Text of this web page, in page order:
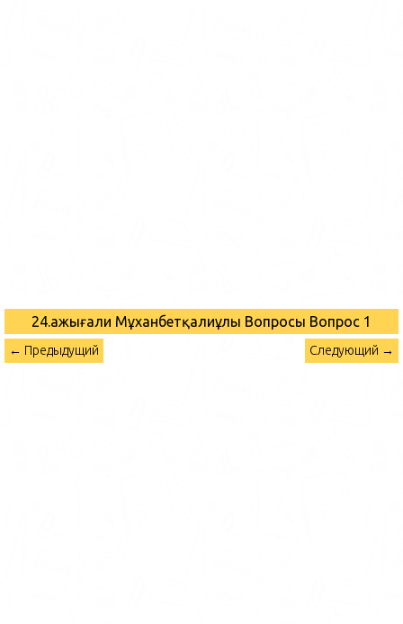
24.Қажығали Мұханбетқалиұлы Вопросы Вопрос 1
← Предыдущий Следующий →